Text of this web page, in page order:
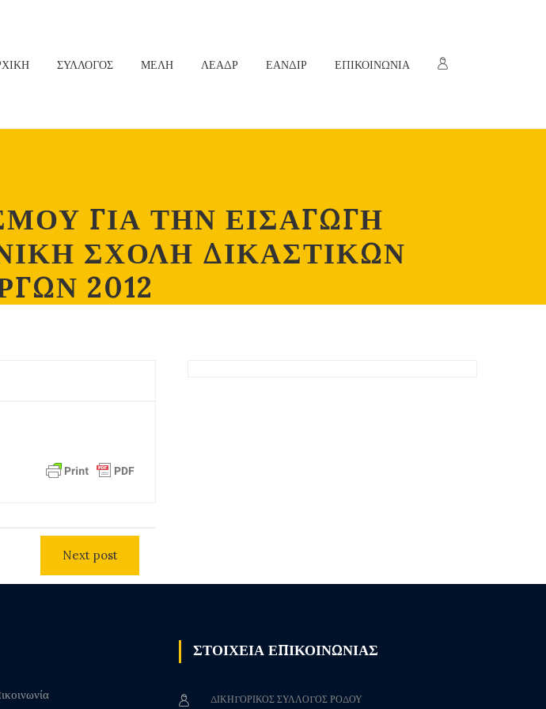
ΣΥΛΛΟΓΟΣ ΜΕΛΗ ΛΕΑΔΡ ΕΑΝΔΙΡ ΕΠΙΚΟΙΝΩΝΙΑ
ΓΙΑ ΤΗΝ ΕΙΣΑΓΩΓΗ
ΣΧΟΛΗ ΔΙΚΑΣΤΙΚΩΝ
2012
Next post
ΣΤΟΙΧΕΙΑ ΕΠΙΚΟΙΝΩΝΙΑΣ
ΔΙΚΗΓΟΡΙΚΟΣ ΣΥΛΛΟΓΟΣ ΡΟΔΟΥ